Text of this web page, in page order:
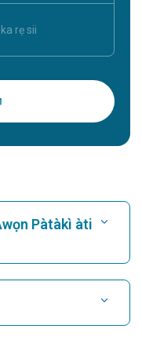
Pàtàkì àti